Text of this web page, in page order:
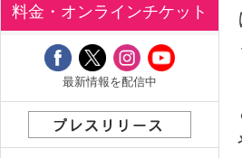
料金・オンラインチケット
最新情報を配信中